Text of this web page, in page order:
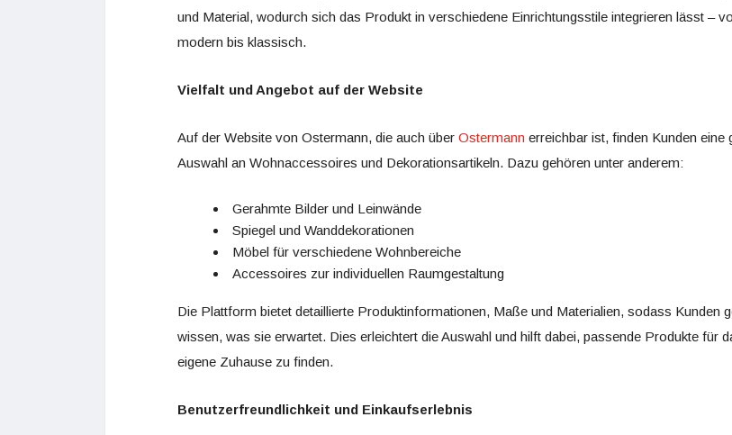
und Material, wodurch sich das Produkt in verschiedene Einrichtungsstile integrieren lässt –
modern bis klassisch.
Vielfalt und Angebot auf der Website
Auf der Website von Ostermann, die auch über Ostermann erreichbar ist, finden Kunden eine
Auswahl an Wohnaccessoires und Dekorationsartikeln. Dazu gehören unter anderem:
Gerahmte Bilder und Leinwände
Spiegel und Wanddekorationen
Möbel für verschiedene Wohnbereiche
Accessoires zur individuellen Raumgestaltung
Die Plattform bietet detaillierte Produktinformationen, Maße und Materialien, sodass Kunden
wissen, was sie erwartet. Dies erleichtert die Auswahl und hilft dabei, passende Produkte für
eigene Zuhause zu finden.
Benutzerfreundlichkeit und Einkaufserlebnis